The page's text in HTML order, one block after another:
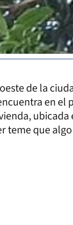
de la
en el
teme que